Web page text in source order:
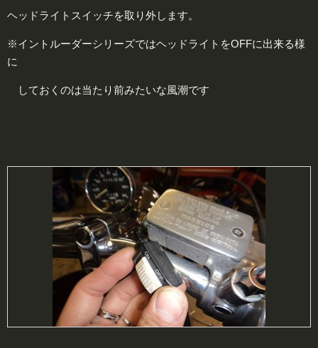
ヘッドライトスイッチを取り外します。
※イントルーダーシリーズではヘッドライトをOFFに出来る様
に
しておくのは当たり前みたいな風潮です